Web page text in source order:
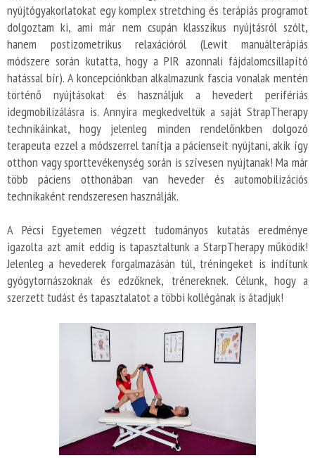
nyújtógyakorlatokat egy komplex stretching és terápiás programot
dolgoztam ki, ami már nem csupán klasszikus nyújtásról szólt,
hanem postizometrikus relaxációról (Lewit manuálterápiás
módszere során kutatta, hogy a PIR azonnali fájdalomcsillapító
hatással bír). A koncepciónkban alkalmazunk fascia vonalak mentén
történő nyújtásokat és használjuk a hevedert perifériás
idegmobilizálásra is. Annyira megkedveltük a saját StrapTherapy
technikáinkat, hogy jelenleg minden rendelőnkben dolgozó
terapeuta ezzel a módszerrel tanítja a pácienseit nyújtani, akik így
otthon vagy sporttevékenység során is szívesen nyújtanak! Ma már
több páciens otthonában van heveder és automobilizációs
technikaként rendszeresen használják.
A Pécsi Egyetemen végzett tudományos kutatás eredménye
igazolta azt amit eddig is tapasztaltunk a StarpTherapy működik!
Jelenleg a hevederek forgalmazásán túl, tréningeket is indítunk
gyógytornászoknak és edzőknek, trénereknek. Célunk, hogy a
szerzett tudást és tapasztalatot a többi kollégának is átadjuk!